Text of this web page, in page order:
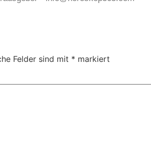
Felder sind mit * markiert